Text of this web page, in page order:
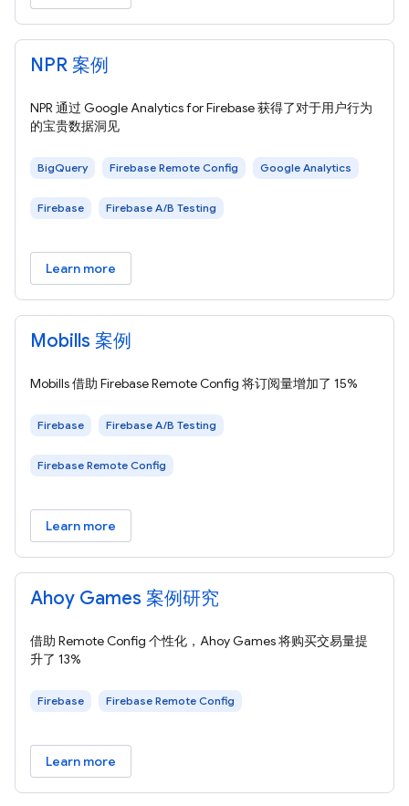
NPR 案例
NPR 通过 Google Analytics for Firebase 获得了对于用户行为
的宝贵数据洞见
BigQuery Firebase Remote Config Google Analytics
Firebase Firebase A/B Testing
Learn more
Mobills 案例
Mobills 借助 Firebase Remote Config 将订阅量增加了 15%
Firebase Firebase A/B Testing
Firebase Remote Config
Learn more
Ahoy Games 案例研究
借助 Remote Config 个性化，Ahoy Games 将购买交易量提
升了 13%
Firebase Firebase Remote Config
Learn more